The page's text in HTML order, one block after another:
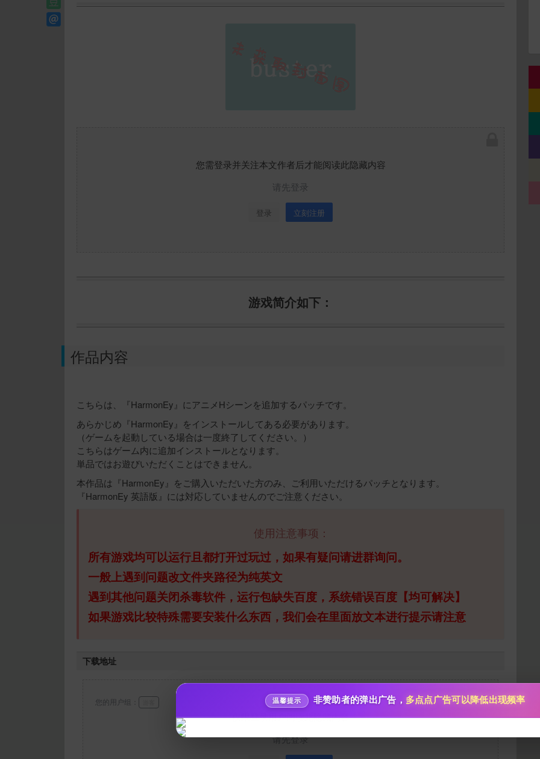
10 分 50分 100
您需登录并关注本文作者后才能阅读此隐藏内容
请先登录
登录 立刻注册
游戏简介如下：
作品内容
こちらは、『HarmonEy』にアニメHシーンを追加するパッチです。
あらかじめ『HarmonEy』をインストールしてある必要があります。
（ゲームを起動している場合は一度終了してください。）
こちらはゲーム内に追加インストールとなります。
単品ではお遊びいただくことはできません。
本作品は『HarmonEy』をご購入いただいた方のみ、ご利用いただけるパッチとなります。
『HarmonEy 英語版』には対応していませんのでご注意ください。
使用注意事项：
所有游戏均可以运行且都打开过玩过，如果有疑问请进群询问。
一般上遇到问题改文件夹路径为纯英文
遇到其他问题关闭杀毒软件，运行包缺失百度，系统错误百度【均可解决】
如果游戏比较特殊需要安装什么东西，我们会在里面放文本进行提示请注意
下载地址
仅限登录用户阅读此隐藏内容
请先登录
您的用户组：
分享到微博
温馨提示 非赞助者的弹出广告， 多点点广告可以降低出现频率